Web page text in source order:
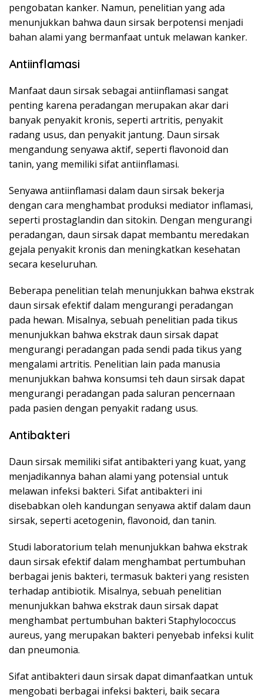
pengobatan kanker. Namun, penelitian yang ada
menunjukkan bahwa daun sirsak berpotensi menjadi
bahan alami yang bermanfaat untuk melawan kanker.
Antiinflamasi
Manfaat daun sirsak sebagai antiinflamasi sangat
penting karena peradangan merupakan akar dari
banyak penyakit kronis, seperti artritis, penyakit
radang usus, dan penyakit jantung. Daun sirsak
mengandung senyawa aktif, seperti flavonoid dan
tanin, yang memiliki sifat antiinflamasi.
Senyawa antiinflamasi dalam daun sirsak bekerja
dengan cara menghambat produksi mediator inflamasi,
seperti prostaglandin dan sitokin. Dengan mengurangi
peradangan, daun sirsak dapat membantu meredakan
gejala penyakit kronis dan meningkatkan kesehatan
secara keseluruhan.
Beberapa penelitian telah menunjukkan bahwa ekstrak
daun sirsak efektif dalam mengurangi peradangan
pada hewan. Misalnya, sebuah penelitian pada tikus
menunjukkan bahwa ekstrak daun sirsak dapat
mengurangi peradangan pada sendi pada tikus yang
mengalami artritis. Penelitian lain pada manusia
menunjukkan bahwa konsumsi teh daun sirsak dapat
mengurangi peradangan pada saluran pencernaan
pada pasien dengan penyakit radang usus.
Antibakteri
Daun sirsak memiliki sifat antibakteri yang kuat, yang
menjadikannya bahan alami yang potensial untuk
melawan infeksi bakteri. Sifat antibakteri ini
disebabkan oleh kandungan senyawa aktif dalam daun
sirsak, seperti acetogenin, flavonoid, dan tanin.
Studi laboratorium telah menunjukkan bahwa ekstrak
daun sirsak efektif dalam menghambat pertumbuhan
berbagai jenis bakteri, termasuk bakteri yang resisten
terhadap antibiotik. Misalnya, sebuah penelitian
menunjukkan bahwa ekstrak daun sirsak dapat
menghambat pertumbuhan bakteri Staphylococcus
aureus, yang merupakan bakteri penyebab infeksi kulit
dan pneumonia.
Sifat antibakteri daun sirsak dapat dimanfaatkan untuk
mengobati berbagai infeksi bakteri, baik secara